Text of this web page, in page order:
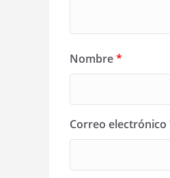
Nombre*
Correo electrónico